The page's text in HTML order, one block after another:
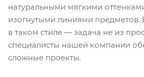
натуральными мягкими
изогнутыми линиями предметов.
в таком стиле — задача не из
специалисты нашей компании
сложные проекты.